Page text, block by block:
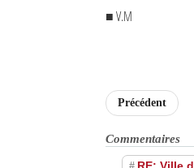
■ V.M
Précédent
Commentaires